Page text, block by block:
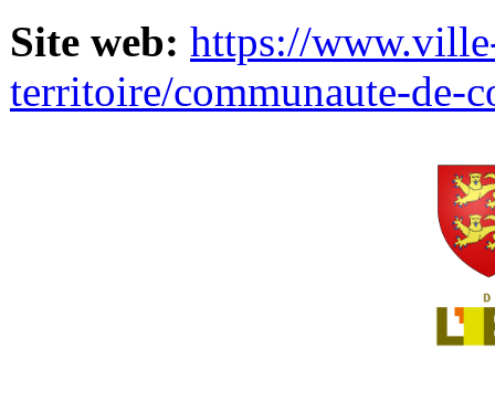
Site web: https://
territoire/communaute-de-